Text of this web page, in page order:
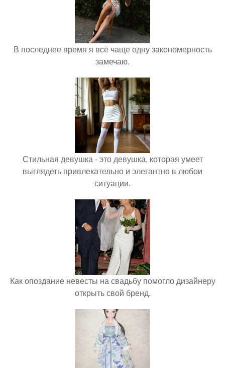
В последнее время я всё чаще одну закономерность
замечаю.
Стильная девушка - это девушка, которая умеет
выглядеть привлекательно и элегантно в любои
ситуации.
Как опоздание невесты на свадьбу помогло дизайнеру
открыть свой бренд.